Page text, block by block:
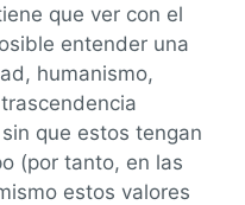
que ver con el
entender una
humanismo,
que estos tengan
(por tanto, en las
estos valores